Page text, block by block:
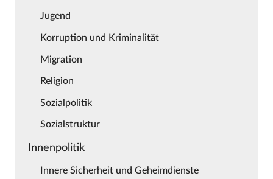
Jugend
Korruption und Kriminalität
Migration
Religion
Sozialpolitik
Sozialstruktur
Innenpolitik
Innere Sicherheit und Geheimdienste